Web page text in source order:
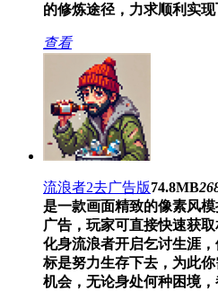
的修炼途径，力求顺利实现
查看
流浪者2去广告版74.8MB
是一款画面精致的像素风
广告，玩家可直接快速获
化身流浪者开启乞讨生涯
标是努力生存下去，为此
机会，无论身处何种困境